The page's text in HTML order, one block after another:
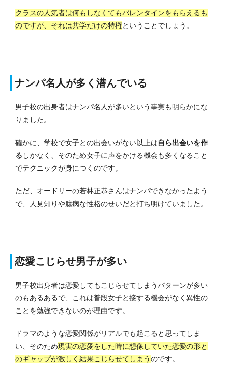
クラスの人気者は何もしなくてもバレンタインをもらえるも
のですが、それは共学だけの特権ということでしょう。
ナンパ名人が多く潜んでいる
男子校の出身者はナンパ名人が多いという事実も明らかにな
りました。
確かに、学校で女子との出会いがない以上は自ら出会いを作
る しかなく、そのため女子に声をかける機会も多くなること
でテクニックが身につくのです。
ただ、オードリーの若林正恭さんはナンパできなかったよう
で、人見知りや臆病な性格のせいだと打ち明けていました。
恋愛こじらせ男子が多い
男子校出身者は恋愛してもこじらせてしまうパターンが多い
のもあるあるで、これは普段女子と接する機会がなく異性の
ことを勉強できないのが理由です。
ドラマのような恋愛関係がリアルでも起こると思ってしま
い、そのため現実の恋愛をした時に想像していた恋愛の形と
のギャップが激しく結果こじらせてしまうのです。